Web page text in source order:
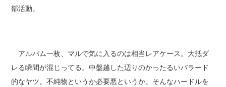
部活動。
アルバム一枚、マルで気に入るのは相当レアケース。大抵ダ
レる瞬間が混じってる。中盤越した辺りのかったるいバラード
的なヤツ。不純物というか必要悪というか。そんなハードルを